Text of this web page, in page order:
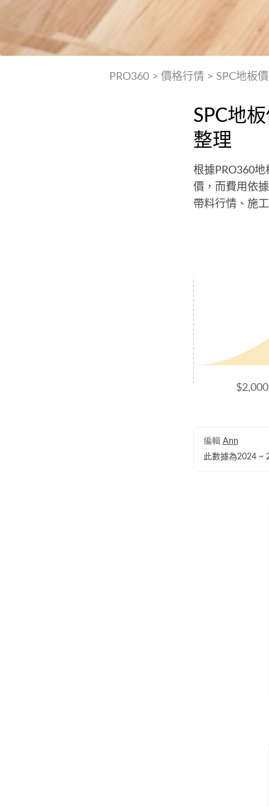
PRO360> 價格行情> SPC地板
SPC地
整理
根據PRO360
價，而費用依
帶料行情、施
編輯 Ann
此數據為2024 ~